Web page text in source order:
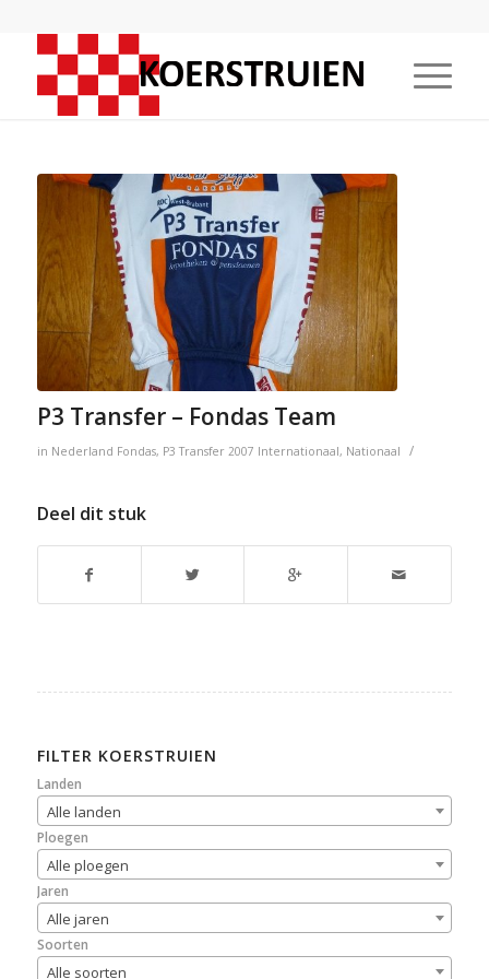
P3 Transfer – Fondas Team
in Nederland Fondas, P3 Transfer 2007 Internationaal, Nationaal /
Deel dit stuk
FILTER KOERSTRUIEN
Landen
Alle landen
Ploegen
Alle ploegen
Jaren
Alle jaren
Soorten
Alle soorten